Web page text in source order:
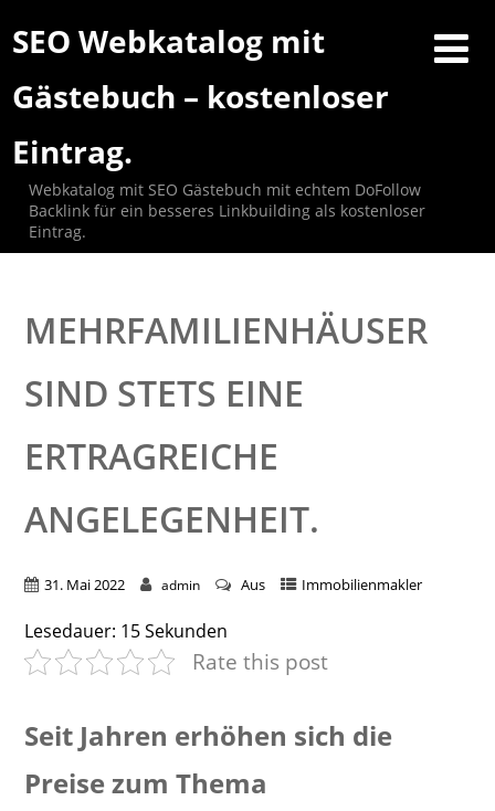
SEO Webkatalog mit
Gästebuch – kostenloser
Eintrag.
Webkatalog mit SEO Gästebuch mit echtem DoFollow
Backlink für ein besseres Linkbuilding als kostenloser
Eintrag.
MEHRFAMILIENHÄUSER
SIND STETS EINE
ERTRAGREICHE
ANGELEGENHEIT.
31. Mai 2022 admin Aus Immobilienmakler
Lesedauer: 15Sekunden
Rate this post
Seit Jahren erhöhen sich die
Preise zum Thema